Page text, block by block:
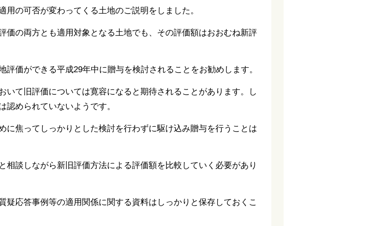
の可否が変わってくる土地のご説明をしました。
価の両方とも適用対象となる土地でも、その評価額はおおむね新評
価ができる平成29年中に贈与を検討されることをお勧めします。
いて旧評価については寛容になると期待されることがあります。し
認められていないようです。
に焦ってしっかりとした検討を行わずに駆け込み贈与を行うことは
談しながら新旧評価方法による評価額を比較していく必要があり
疑応答事例等の適用関係に関する資料はしっかりと保存しておくこ